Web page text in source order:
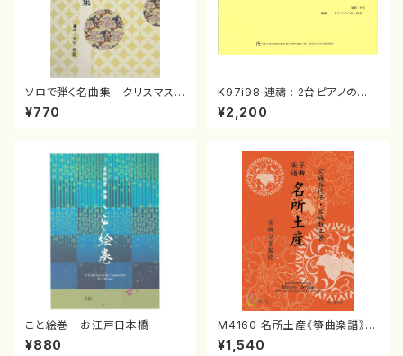
ソロで弾く名曲集 クリスマス・
イブ／恋人がサンタクロース(
箏独奏 /大平光美 編曲/楽
¥770
K97i98 連禱 : 2台ピアノのた
めの（2 Pianos / 菊池 幸夫 /
楽譜）
¥2,200
こと絵巻 お江戸日本橋
¥880
M4160 名所土産《箏曲楽譜》
（箏/宮城喜代子・宮城数江著・
宮城宗家監修/箏曲古典楽譜）
¥1,540